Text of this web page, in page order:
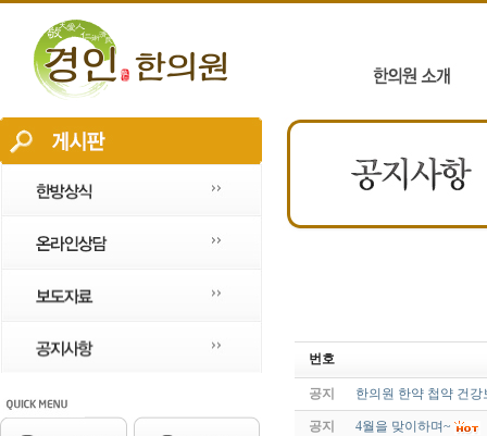
번호
공지 한의원 한약 첩약 건강
공지 4월을 맞이하며~